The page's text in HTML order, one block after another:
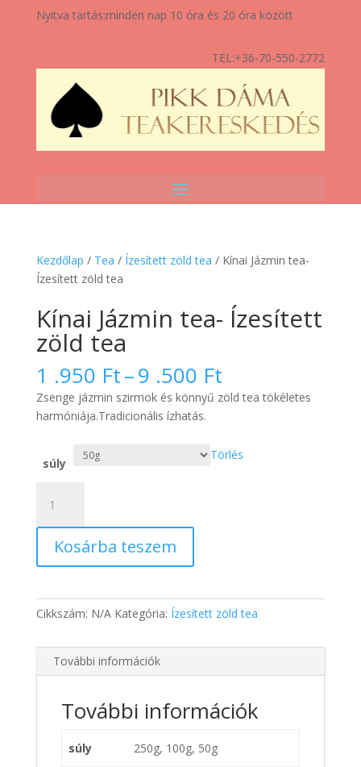
Nyitva tartás:minden nap 10 óra és 20 óra között
TEL:+36-70-550-2772
Kezdőlap / Tea / Ízesített zöld tea / Kínai Jázmin tea-
Ízesített zöld tea
Kínai Jázmin tea- Ízesített
zöld tea
1 .950 Ft–9 .500 FtÁrtartomány:
1
.950 Ft
9
.500 Ft
Zsenge jázmin szirmok és könnyű zöld tea tökéletes
harmóniája.Tradicionális ízhatás.
súly
Törlés
Jázmin
tea-
Ízesített
zöld
mennyiség
Kosárba teszem
Cikkszám: N/A Kategória: Ízesített zöld tea
További információk
További információk
súly 250g, 100g, 50g